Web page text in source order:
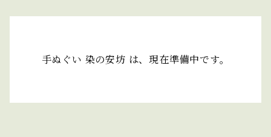
手ぬぐい 染の安坊 は、現在準備中です。